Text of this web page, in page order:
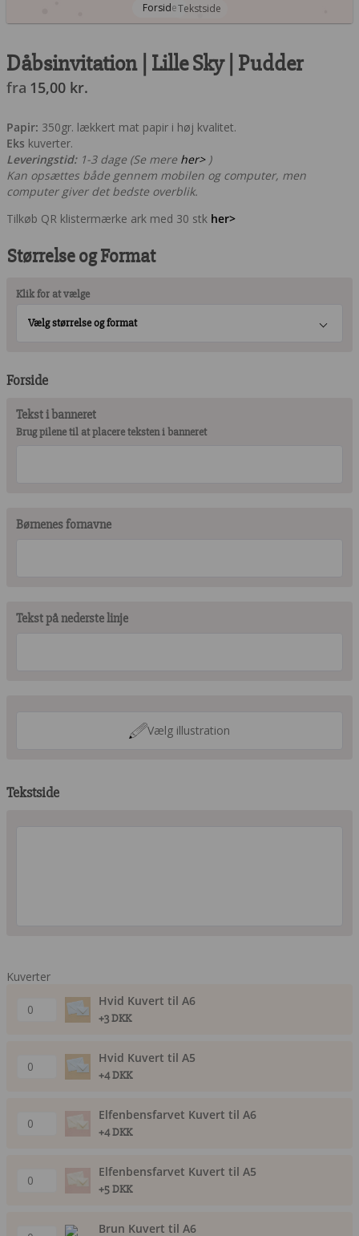
ForsideTekstside
Dåbsinvitation | Lille Sky | Pudder
fra 15,00 kr.
Papir: 350gr. lækkert mat papir i høj kvalitet.
Eks kuverter.
Leveringstid:1-3 dage (Se mere her>)
Kan opsættes både gennem mobilen og computer, men
computer giver det bedste overblik.
Tilkøb QR klistermærke ark med 30 stk her>
Størrelse og Format
Klik for at vælge
Vælg størrelse og format
Forside
Tekst i banneret
Brug pilene til at placere teksten i banneret
Børnenes fornavne
Tekst på nederste linje
Vælg illustration
Tekstside
Kuverter
Hvid Kuvert til A6
+3 DKK
Hvid Kuvert til A5
+4 DKK
Elfenbensfarvet Kuvert til A6
+4 DKK
Elfenbensfarvet Kuvert til A5
+5 DKK
Brun Kuvert til A6